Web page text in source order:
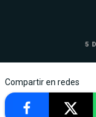
5
Compartir en redes